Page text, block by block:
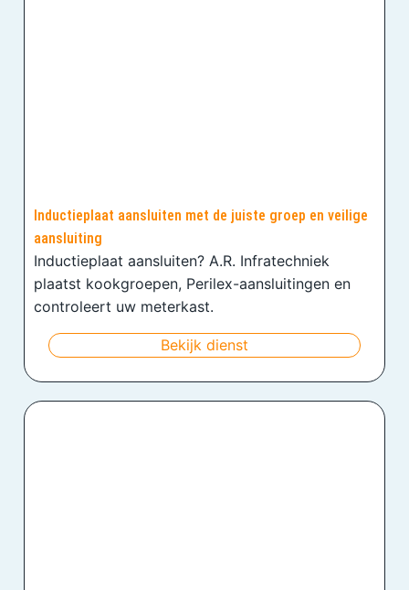
Inductieplaat aansluiten met de juiste groep en veilige
aansluiting
Inductieplaat aansluiten? A.R. Infratechniek
plaatst kookgroepen, Perilex-aansluitingen en
controleert uw meterkast.
Bekijk dienst